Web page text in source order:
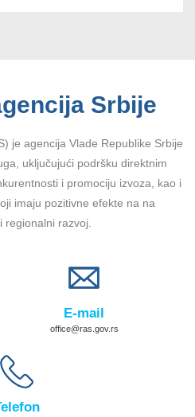
Srbije
je agencija Vlade Republike Srbije
uključujući podršku direktnim
i promociju izvoza, kao i
imaju pozitivne efekte na na
regionalni razvoj.
E-mail
office@ras.gov.rs